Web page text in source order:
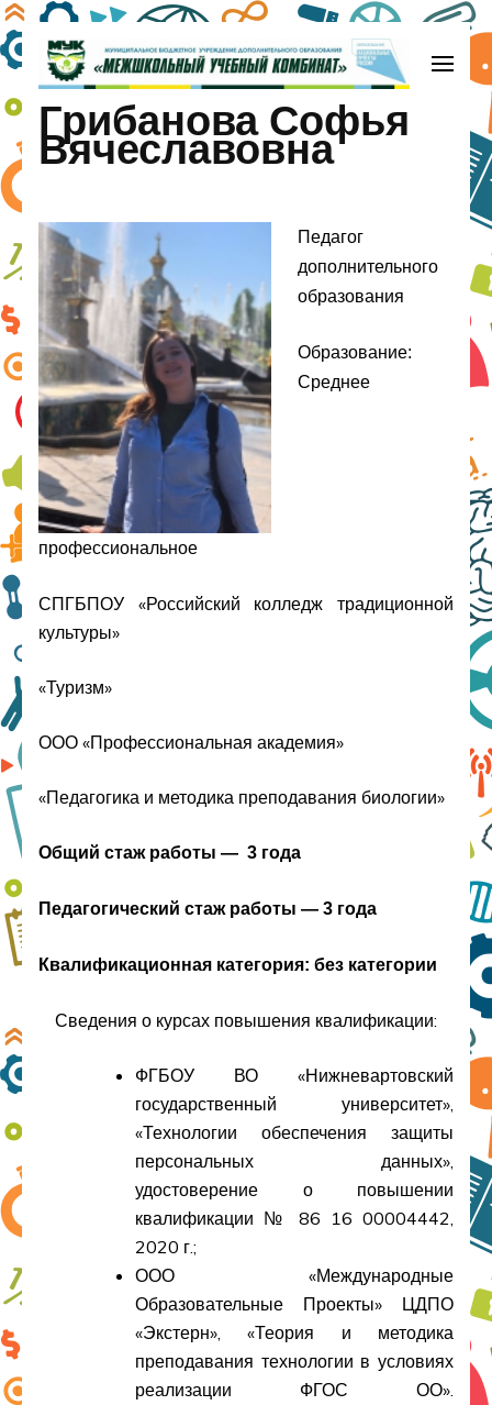
Перейти
к
содержимому
(нажмите
Enter)
МБУДО «Межшкольный учебный
комбинат»
Грибанова Софья
Вячеславовна
Педагог
дополнительного
образования
Образование:
Среднее
профессиональное
СПГБПОУ «Российский колледж традиционной
культуры»
«Туризм»
ООО «Профессиональная академия»
«Педагогика и методика преподавания биологии»
Общий стаж работы — 3 года
Педагогический стаж работы — 3 года
Квалификационная категория: без категории
Сведения о курсах повышения квалификации:
ФГБОУ ВО «Нижневартовский
государственный университет»,
«Технологии обеспечения защиты
персональных данных»,
удостоверение о повышении
квалификации № 86 16 00004442,
2020 г.;
ООО «Международные
Образовательные Проекты» ЦДПО
«Экстерн», «Теория и методика
преподавания технологии в условиях
реализации ФГОС ОО».